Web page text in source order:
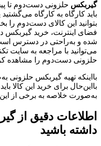
گیربکس حلزونی دست‌دوم تا
باید کارگاه به کارگاه
بتوانید این کالای دست‌دوم
فضای اینترنت، خرید
شده و به‌راحتی در دسترس
می‌توانید با مراجعه به سایت
حلزونی دست‌دوم را مشاهده
بااینکه تهیه گیربکس
بااین‌حال برای خرید این کالا
به‌صورت خلاصه به برخی از این
اطلاعات دقیق از
داشته باشید